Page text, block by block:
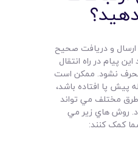
ارسال و دريافت صحيح
پيام در راه انتقال
نشود. ممکن است
پيش پا افتاده باشد،
مختلف مي تواند
روش هاي زير مي
کمک کنند: